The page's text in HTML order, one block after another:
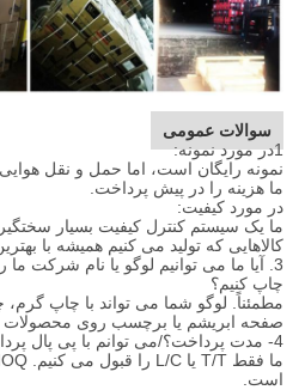
سوالات عمومی
1در مورد نمونه:
نمونه رایگان است، اما حمل و نقل
ما هزینه را در پیش پرداخت.
در مورد کیفیت:
ما یک سیستم کنترل کیفیت بسیار
کالاهایی که تولید می کنیم همیشه با
3. آیا ما می توانیم لوگو یا نام شرکت
چاپ کنیم؟
صفحه ابریشم یا برچسب روی محصولات
4- مدت پرداخت؟/می توانم با پی پال پرداخت کنم؟
است.